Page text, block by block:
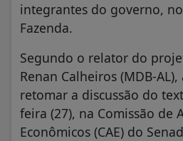
integrantes do governo,
Fazenda.
Segundo o relator do
Renan Calheiros (MDB-
retomar a discussão do
feira (27), na Comissão de
Econômicos (CAE) do